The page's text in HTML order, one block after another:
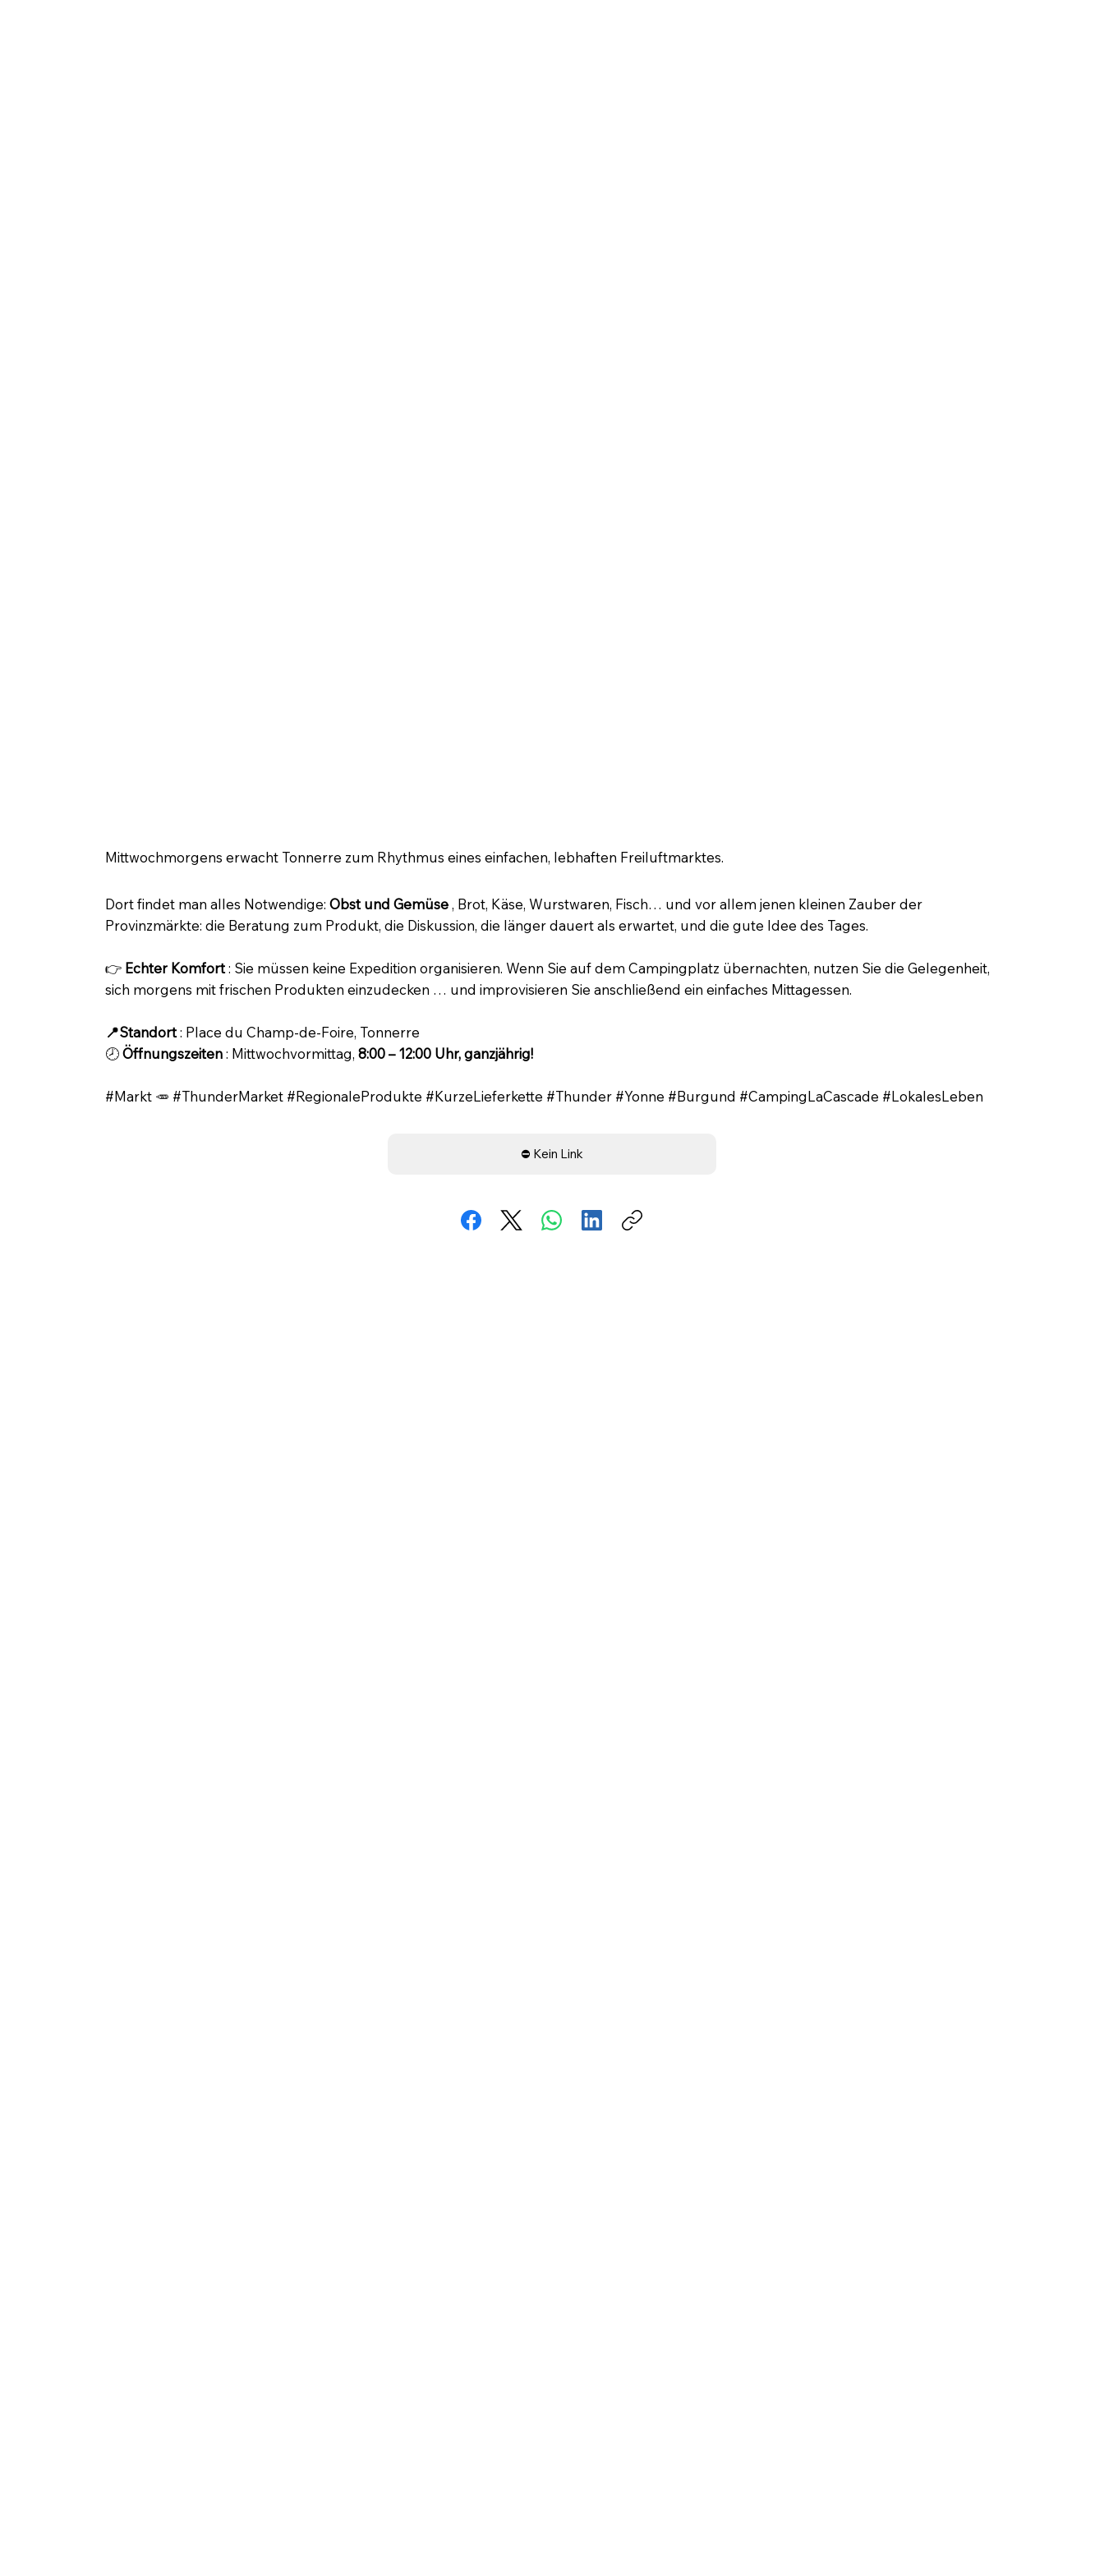
Mittwochmorgens erwacht Tonnerre zum Rhythmus eines einfachen, lebhaften Freiluftmarktes.
Dort findet man alles Notwendige: Obst und Gemüse, Brot, Käse, Wurstwaren, Fisch… und vor allem jenen kleinen Zauber der
Provinzmärkte: die Beratung zum Produkt, die Diskussion, die länger dauert als erwartet, und die gute Idee des Tages.
👉 Echter Komfort: Sie müssen keine Expedition organisieren. Wenn Sie auf dem Campingplatz übernachten, nutzen Sie die Gelegenheit,
sich morgens mit frischen Produkten einzudecken … und improvisieren Sie anschließend ein einfaches Mittagessen.
📍Standort: Place du Champ-de-Foire, Tonnerre
🕗Öffnungszeiten: Mittwochvormittag, 8:00 – 12:00 Uhr, ganzjährig!
#Markt 🥕 #ThunderMarket #RegionaleProdukte #KurzeLieferkette #Thunder #Yonne #Burgund #CampingLaCascade #LokalesLeben
⛔ Kein Link